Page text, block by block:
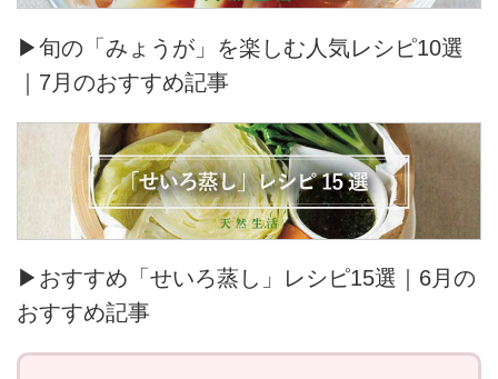
▶旬の「みょうが」を楽しむ人気レシピ10選
｜7月のおすすめ記事
▶おすすめ「せいろ蒸し」レシピ15選｜6月の
おすすめ記事